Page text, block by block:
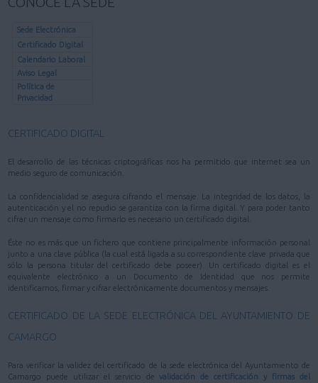
Sede Electrónica
Certificado Digital
Calendario Laboral
Aviso Legal
Política de
Privacidad
CERTIFICADO DIGITAL
El desarrollo de las técnicas criptográficas nos ha permitido que internet sea un
medio seguro de comunicación.
La confidencialidad se asegura cifrando el mensaje. La integridad de los datos, la
autenticación y el no repudio se garantiza con la firma digital. Y para poder tanto
cifrar un mensaje como firmarlo es necesario un certificado digital.
Éste no es más que un fichero que contiene principalmente información personal
junto a una clave pública (la cual está ligada a su correspondiente clave privada que
sólo la persona titular del certificado debe poseer). Un certificado digital es el
equivalente electrónico a un Documento de Identidad que nos permite
identificarnos, firmar y cifrar electrónicamente documentos y mensajes.
CERTIFICADO DE LA SEDE ELECTRÓNICA DEL AYUNTAMIENTO DE
CAMARGO
Para verificar la validez del certificado de la sede electrónica del Ayuntamiento de
Camargo puede utilizar el servicio de validación de certificación y firmas del